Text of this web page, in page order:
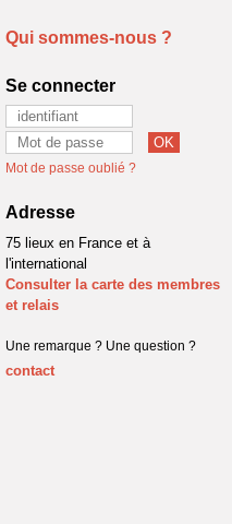
Qui sommes-nous ?
Se connecter
Mot de passe oublié ?
Adresse
75 lieux en France et à
l'international
Consulter la carte des membres
et relais
Une remarque ? Une question ?
contact